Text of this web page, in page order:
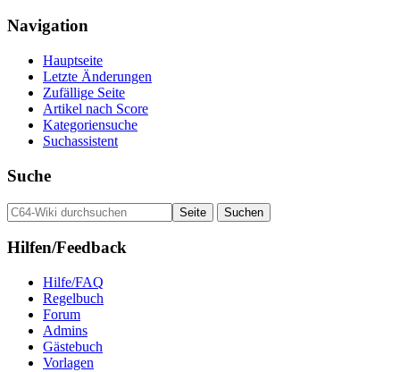
Navigation
Hauptseite
Letzte Änderungen
Zufällige Seite
Artikel nach Score
Kategoriensuche
Suchassistent
Suche
Hilfen/Feedback
Hilfe/FAQ
Regelbuch
Forum
Admins
Gästebuch
Vorlagen